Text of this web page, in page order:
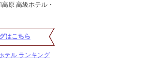
原 高級ホテル・
はこちら
テル ランキング